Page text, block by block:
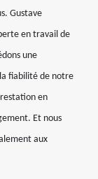
Gustave
en travail de
une
fiabilité de notre
en
Et nous
aux